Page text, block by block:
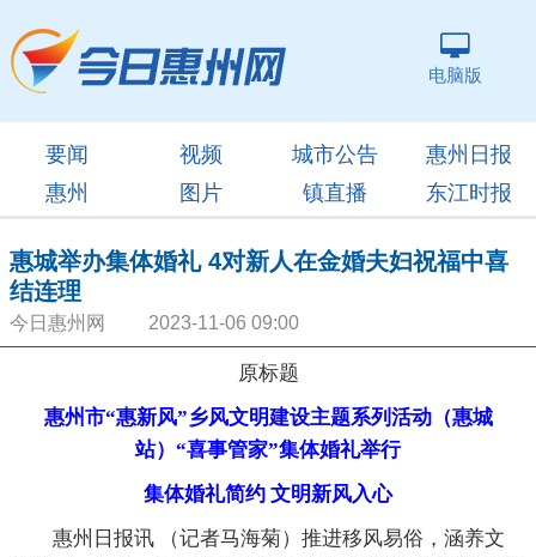
电脑版
要闻 视频 城市公告
惠州日报
惠州
图片 镇直播 东江时报
惠城举办集体婚礼 4对新人在金婚夫妇祝福中喜
结连理
今日惠州网 2023-11-06 09:00
原标题
惠州市“惠新风”乡风文明建设主题系列活动（惠城
站）“喜事管家”集体婚礼举行
集体婚礼简约 文明新风入心
惠州日报讯 （记者马海菊）推进移风易俗，涵养文